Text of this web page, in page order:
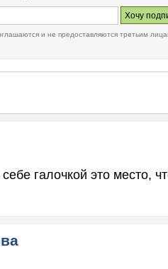
и не предоставляются третьим
галочкой это место,